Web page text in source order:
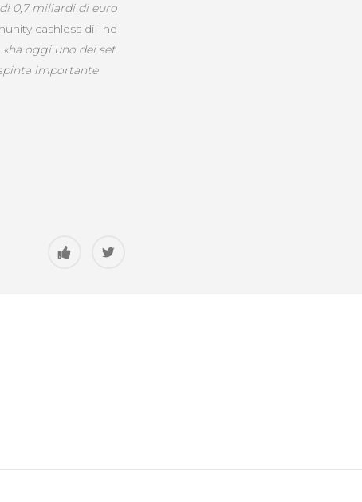
0,7 miliardi di euro
cashless di The
«ha oggi uno dei set
importante